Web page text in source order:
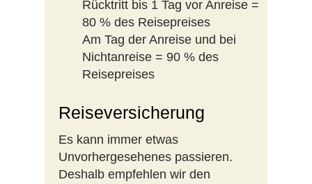
Rücktritt bis 1 Tag vor Anreise =
80 % des Reisepreises
Am Tag der Anreise und bei
Nichtanreise = 90 % des
Reisepreises
Reiseversicherung
Es kann immer etwas
Unvorhergesehenes passieren.
Deshalb empfehlen wir den